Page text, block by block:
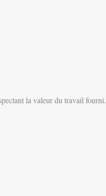
la valeur du travail fourni.